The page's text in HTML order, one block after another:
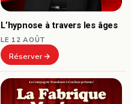
L’hypnose à travers les âges
LE 12 AOÛT
Réserver